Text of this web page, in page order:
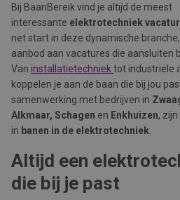
Bij BaanBereik vind je altijd de meest
interessante elektrotechniek
net start in deze dynamische
aanbod aan vacatures die aansluiten
Van installatietechniek tot industriële
koppelen je aan de baan die bij jou
samenwerking met bedrijven in
Alkmaar, Schagen en Enkhuizen,
in banen in de elektrotechniek
Altijd een
die bij je past